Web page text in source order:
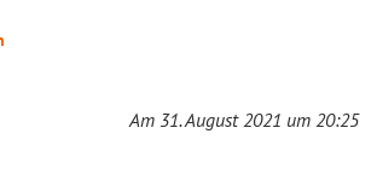
Am 31. August 2021 um 20:25